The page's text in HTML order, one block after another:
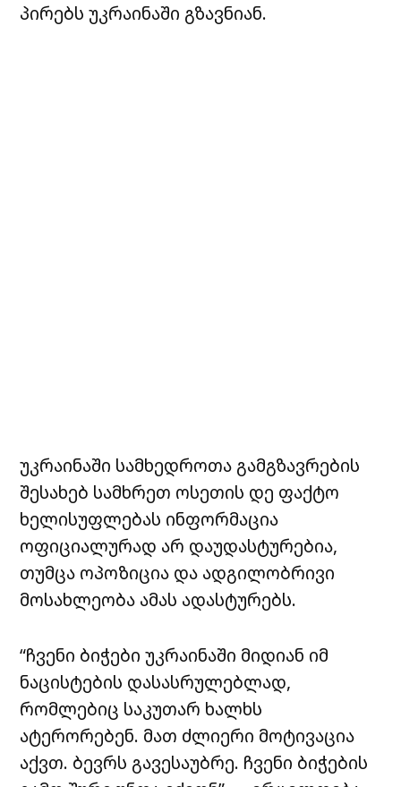
პირებს უკრაინაში გზავნიან.
უკრაინაში სამხედროთა გამგზავრების
შესახებ სამხრეთ ოსეთის დე ფაქტო
ხელისუფლებას ინფორმაცია
ოფიციალურად არ დაუდასტურებია,
თუმცა ოპოზიცია და ადგილობრივი
მოსახლეობა ამას ადასტურებს.
“ჩვენი ბიჭები უკრაინაში მიდიან იმ
ნაცისტების დასასრულებლად,
რომლებიც საკუთარ ხალხს
ატერორებენ. მათ ძლიერი მოტივაცია
აქვთ. ბევრს გავესაუბრე. ჩვენი ბიჭების